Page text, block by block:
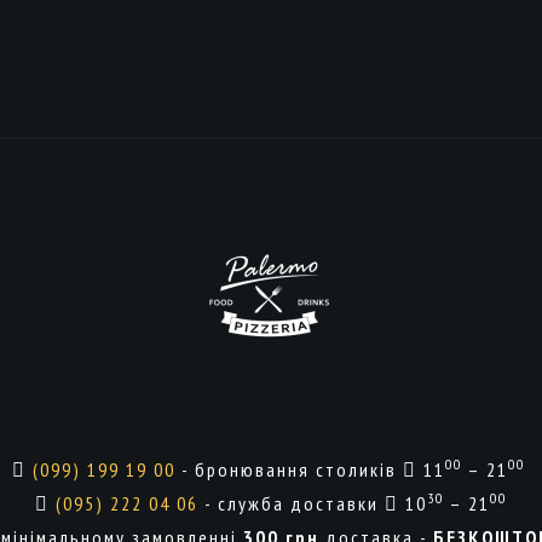
(099) 199 19 00 - бронювання столиків 11 00 – 21 00
(095) 222 04 06 - служба доставки 10 30 – 21 00